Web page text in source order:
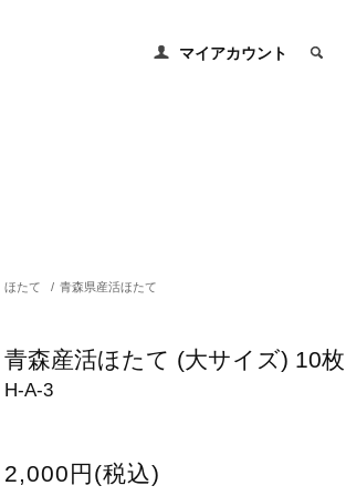
マイアカウント
ほたて / 青森県産活ほたて
青森産活ほたて (大サイズ) 10枚
H-A-3
2,000円(税込)